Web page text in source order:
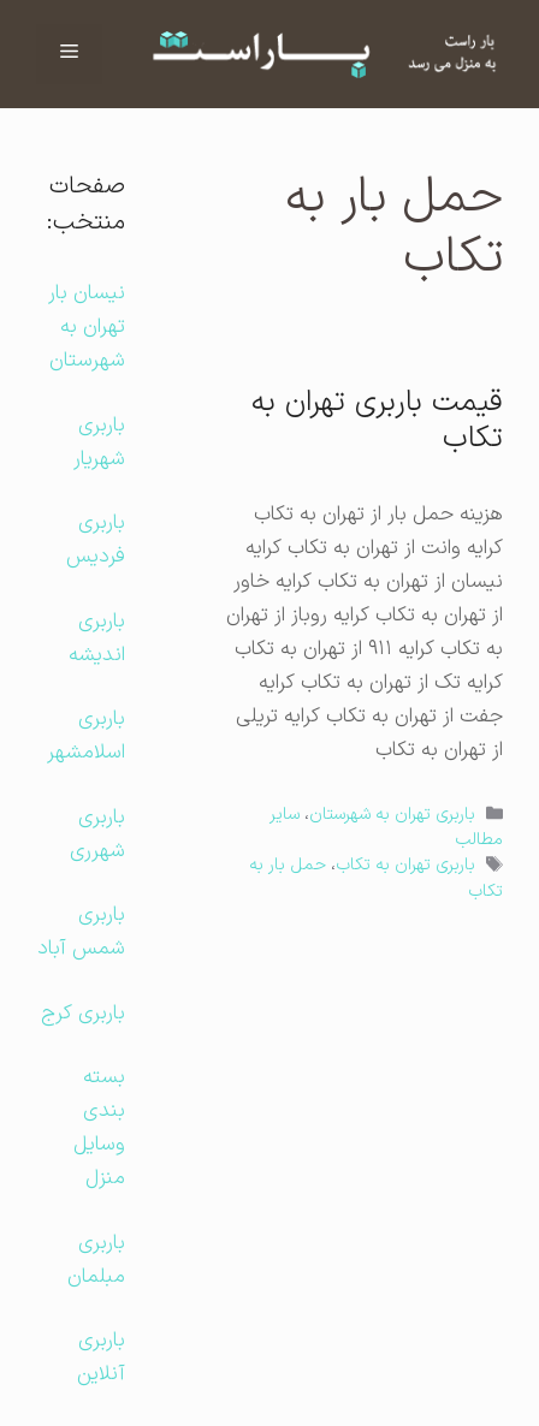
فهرست
حمل بار به
تکاب
قیمت باربری تهران به
تکاب
هزینه حمل بار از تهران به تکاب
کرایه وانت از تهران به تکاب کرایه
نیسان از تهران به تکاب کرایه خاور
از تهران به تکاب کرایه روباز از تهران
به تکاب کرایه ۹۱۱ از تهران به تکاب
کرایه تک از تهران به تکاب کرایه
جفت از تهران به تکاب کرایه تریلی
از تهران به تکاب
دسته‌ها
باربری تهران به شهرستان،سایر
مطالب
برچسب‌ها
باربری تهران به تکاب ،حمل بار به
صفحات
منتخب:
نیسان بار
تهران به
شهرستان
باربری
شهریار
باربری
فردیس
باربری
اندیشه
باربری
اسلامشهر
باربری
شهرری
باربری
شمس آباد
باربری کرج
بسته
بندی
وسایل
منزل
باربری
مبلمان
باربری
آنلاین